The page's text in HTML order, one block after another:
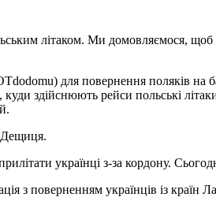
літаком. Ми домовляємося, щоб
для повернення поляків на
здійснюють рейси польські
Дещиця.
українці з-за кордону.
з поверненням українців із країн